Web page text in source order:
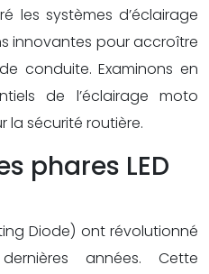
les systèmes d’éclairage
innovantes pour accroître
conduite. Examinons en
de l’éclairage moto
la sécurité routière.
phares LED
Diode) ont révolutionné
années. Cette